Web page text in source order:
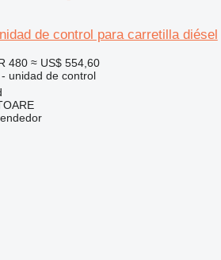
de control para carretilla diésel
480 ≈ US$ 554,60
unidad de control